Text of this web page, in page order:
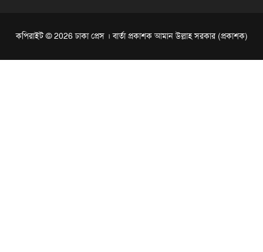
কপিরাইট © 2026 ঢাকা প্রেস । বার্তা প্রকাশক আমান উল্লাহ সরকার (প্রকাশক)